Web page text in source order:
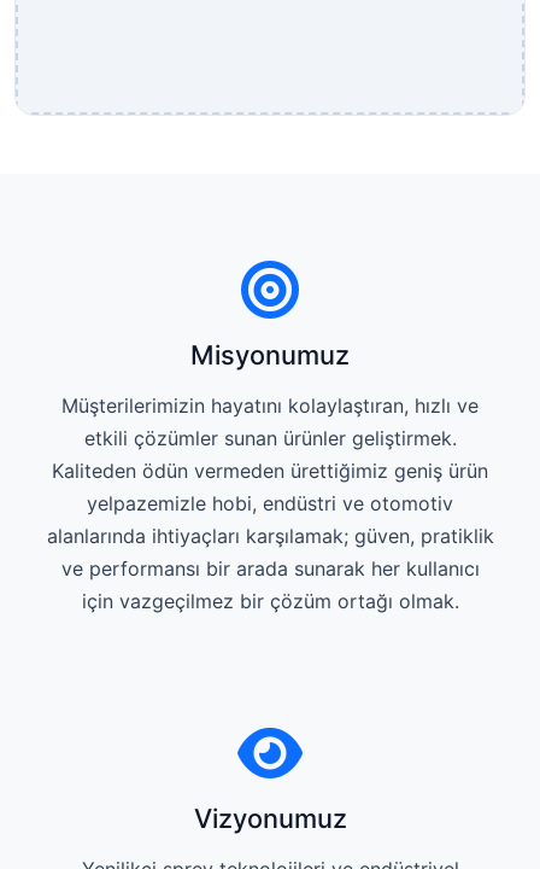
Misyonumuz
Müşterilerimizin hayatını kolaylaştıran, hızlı ve
etkili çözümler sunan ürünler geliştirmek.
Kaliteden ödün vermeden ürettiğimiz geniş ürün
yelpazemizle hobi, endüstri ve otomotiv
alanlarında ihtiyaçları karşılamak; güven, pratiklik
ve performansı bir arada sunarak her kullanıcı
için vazgeçilmez bir çözüm ortağı olmak.
Vizyonumuz